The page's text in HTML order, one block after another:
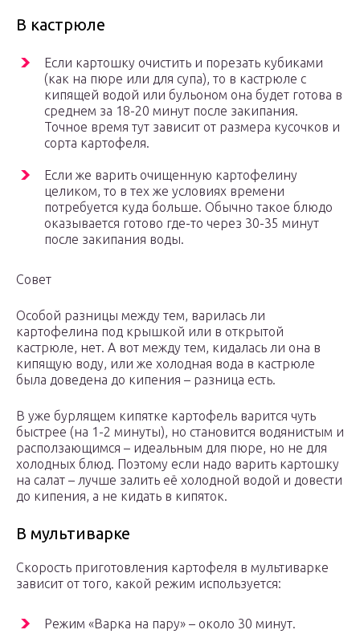
В кастрюле
Если картошку очистить и порезать кубиками
(как на пюре или для супа), то в кастрюле с
кипящей водой или бульоном она будет готова в
среднем за 18-20 минут после закипания.
Точное время тут зависит от размера кусочков и
сорта картофеля.
Если же варить очищенную картофелину
целиком, то в тех же условиях времени
потребуется куда больше. Обычно такое блюдо
оказывается готово где-то через 30-35 минут
после закипания воды.
Совет
Особой разницы между тем, варилась ли
картофелина под крышкой или в открытой
кастрюле, нет. А вот между тем, кидалась ли она в
кипящую воду, или же холодная вода в кастрюле
была доведена до кипения – разница есть.
В уже бурлящем кипятке картофель варится чуть
быстрее (на 1-2 минуты), но становится водянистым и
расползающимся – идеальным для пюре, но не для
холодных блюд. Поэтому если надо варить картошку
на салат – лучше залить её холодной водой и довести
до кипения, а не кидать в кипяток.
В мультиварке
Скорость приготовления картофеля в мультиварке
зависит от того, какой режим используется:
Режим «Варка на пару» – около 30 минут.